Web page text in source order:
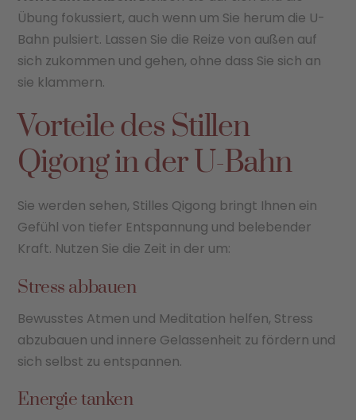
Übung fokussiert, auch wenn um Sie herum die U-
Bahn pulsiert. Lassen Sie die Reize von außen auf
sich zukommen und gehen, ohne dass Sie sich an
sie klammern.
Vorteile des Stillen
Qigong in der U-Bahn
Sie werden sehen, Stilles Qigong bringt Ihnen ein
Gefühl von tiefer Entspannung und belebender
Kraft. Nutzen Sie die Zeit in der um:
Stress abbauen
Bewusstes Atmen und Meditation helfen, Stress
abzubauen und innere Gelassenheit zu fördern und
sich selbst zu entspannen.
Energie tanken